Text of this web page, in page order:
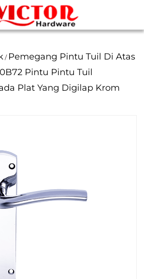
/ Pemegang Pintu Tuil Di Atas
Pintu Pintu Tuil
Plat Yang Digilap Krom